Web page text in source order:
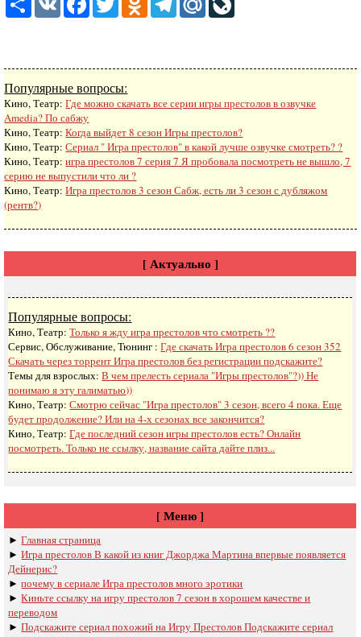
Популярные вопросы:
Кино, Театр:Где можно скачать все серии игры престолов в озвучке
Amedia? По сабжу
Кино, Театр:Когда выйдет 8 сезон Игры престолов?
Кино, Театр:Сериал " Игра престолов" в какой лучше озвучке смотреть? ?
Кино, Театр:игра престолов 7 серия 7 Я пробовала посмотреть не вышло, 7
серию не выпустили что ли ?
Кино, Театр:Игра престолов 3 сезон Сабж, есть ли 3 сезон с дубляжом
(рентв?)
[ Актуально ]
Популярные вопросы:
Кино, Театр:Только я жду игра престолов что смотреть ??
Сервис, Обслуживание, Тюнинг :Где скачать Игра престолов 6 сезон 352
Скачать через торрент Игра престолов без регистрации подскажите?
Темы для взрослых:В чем прелесть сериала "Игры престолов"?)) Не
понимаю я эту галиматью))
Кино, Театр:Смотрю сейчас "Игра престолов" 3 сезон, всего 4 пока. Еще
будет продолжение? Или на 4-х сезонах все закончится?
Кино, Театр:Где последний сезон игры престолов есть? Онлайн
посмотреть. Только не ссылку, название сайта дайте плиз...
[ Меню ]
►Главная страница
►Игра престолов В какой из книг Джорджа Мартина впервые появляется
Дейнерис?
►почему в сериале Игра престолов много эротики
►Киньте ссылку на игру престолов 7 сезон в хорошем качестве и
переводом
►Подскажите сериал похожий на Игру Престолов Подскажите сериал